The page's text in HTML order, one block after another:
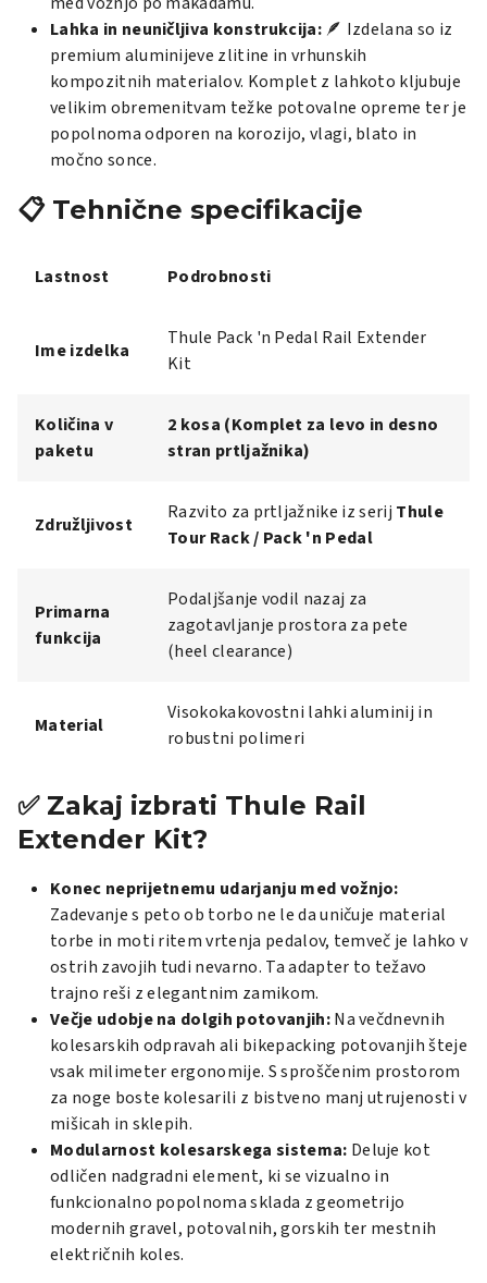
Lahka in neuničljiva konstrukcija:🪶 Izdelana so iz
premium aluminijeve zlitine in vrhunskih
kompozitnih materialov. Komplet z lahkoto kljubuje
velikim obremenitvam težke potovalne opreme ter je
popolnoma odporen na korozijo, vlagi, blato in
močno sonce.
📋 Tehnične specifikacije
Lastnost Podrobnosti
Ime izdelka
Thule Pack 'n Pedal Rail Extender
Kit
Količina v
paketu
2 kosa (Komplet za levo in desno
stran prtljažnika)
Združljivost
Razvito za prtljažnike iz serij Thule
Tour Rack / Pack 'n Pedal
Primarna
funkcija
Podaljšanje vodil nazaj za
zagotavljanje prostora za pete
(heel clearance)
Material
Visokokakovostni lahki aluminij in
robustni polimeri
✅ Zakaj izbrati Thule Rail
Extender Kit?
Konec neprijetnemu udarjanju med vožnjo:
Zadevanje s peto ob torbo ne le da uničuje material
torbe in moti ritem vrtenja pedalov, temveč je lahko v
ostrih zavojih tudi nevarno. Ta adapter to težavo
trajno reši z elegantnim zamikom.
Večje udobje na dolgih potovanjih:Na večdnevnih
kolesarskih odpravah ali bikepacking potovanjih šteje
vsak milimeter ergonomije. S sproščenim prostorom
za noge boste kolesarili z bistveno manj utrujenosti v
mišicah in sklepih.
Modularnost kolesarskega sistema: Deluje kot
odličen nadgradni element, ki se vizualno in
funkcionalno popolnoma sklada z geometrijo
modernih gravel, potovalnih, gorskih ter mestnih
električnih koles.